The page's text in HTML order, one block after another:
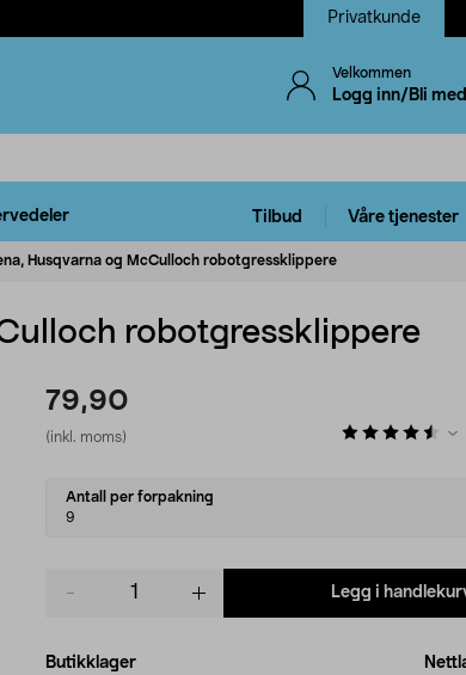
Privatkunde
Velkommen
Logg inn/Bli
Tilbud Våre tjenester
Husqvarna og McCulloch robotgressklippere
robotgressklippere
79,90
(inkl. moms)
Select
variant
Antall per forpakning
9
Legg i
Butikklager